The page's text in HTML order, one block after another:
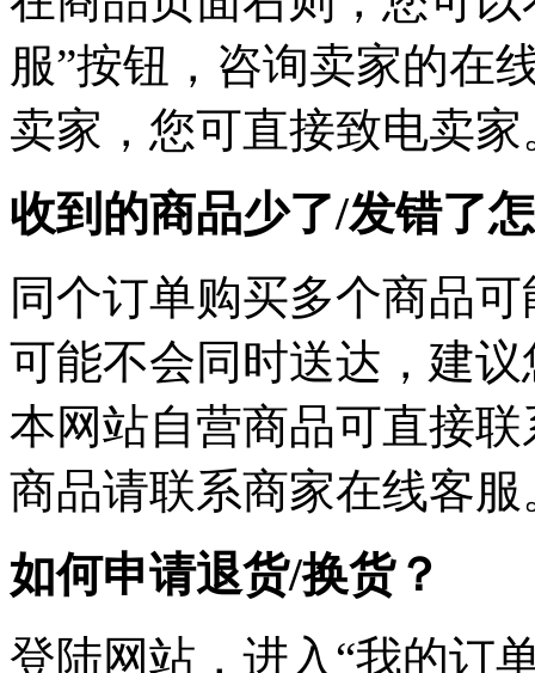
服”按钮，咨询卖家的在
卖家，您可直接致电卖家
收到的商品少了/发错了
同个订单购买多个商品
可能不会同时送达，建
本网站自营商品可直接
商品请联系商家在线客服
如何申请退货/换货？
登陆网站，进入“我的订